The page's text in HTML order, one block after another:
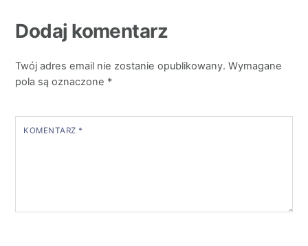
Dodaj komentarz
Twój adres email nie zostanie opublikowany. Wymagane
pola są oznaczone *
KOMENTARZ *